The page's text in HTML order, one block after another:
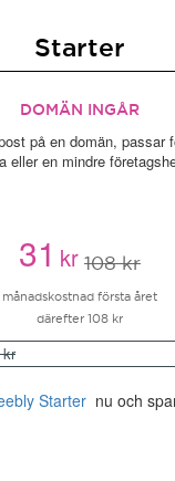
Starter
DOMÄN INGÅR
på en domän, passar
eller en mindre
31kr 108 kr
månadskostnad första året
därefter 108 kr
Starter nu och